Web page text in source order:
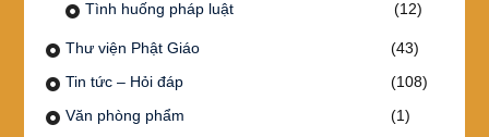
Tình huống pháp luật
(12)
Thư viện Phật Giáo
(43)
Tin tức – Hỏi đáp
(108)
Văn phòng phẩm
(1)